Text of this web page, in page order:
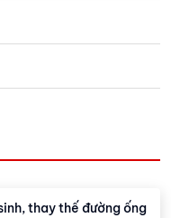
thay thế đường ống